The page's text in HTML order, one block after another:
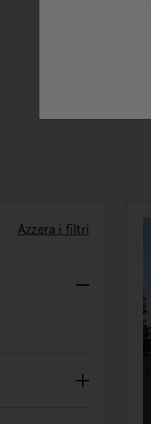
Azzera i filtri